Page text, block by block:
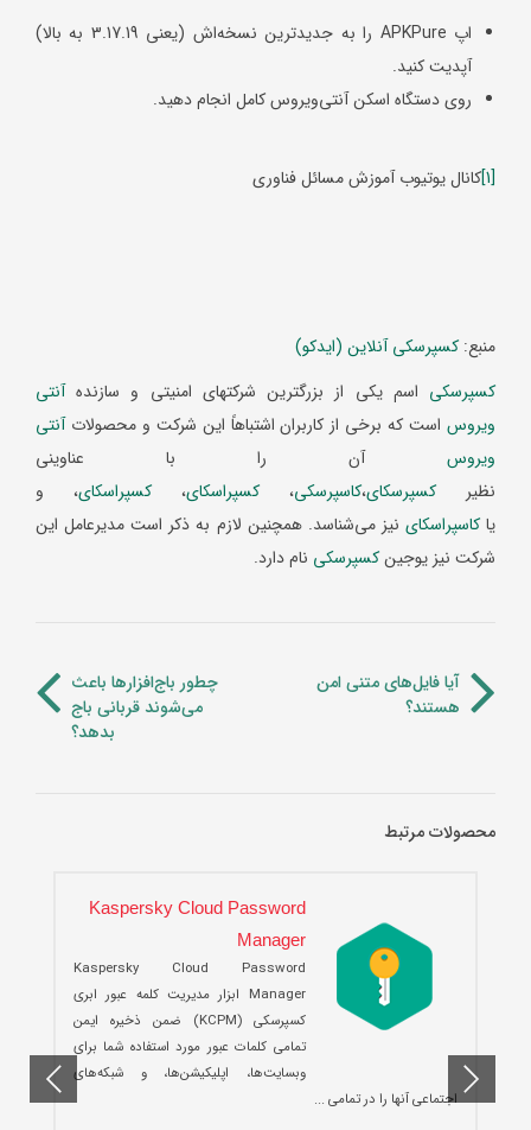
اپ APKPure را به جدیدترین نسخه‌اش (یعنی 3.17.19 به بالا)
آپدیت کنید.
روی دستگاه اسکن آنتی‌ویروس کامل انجام دهید.
[1] کانال یوتیوب آموزش مسائل فناوری
منبع: کسپرسکی آنلاین (ایدکو)
کسپرسکی اسم یکی از بزرگترین شرکتهای امنیتی و سازندهآنتی
ویروس است که برخی از کاربران اشتباهاً این شرکت و محصولاتآنتی
ویروسآن را با عناوینی
نظیر کسپرسکای،کاسپرسکی، کسپراسکای، کسپراسکای، و
یاکاسپراسکای نیز می‌شناسد. همچنین لازم به ذکر است مدیرعامل این
شرکت نیز یوجینکسپرسکی نام دارد.
چطور باج‌افزارها باعث
می‌شوند قربانی باج
بدهد؟
آیا فایل‌های متنی امن
هستند؟
محصولات مرتبط
Kaspersky Cloud Password
Manager
Kaspersky Cloud Password
Manager ابزار مدیریت کلمه عبور ابری
کسپرسکی (KCPM) ضمن ذخیره ایمن
تمامی کلمات عبور مورد استفاده شما برای
وبسایت‌ها، اپلیکیشن‌ها، و شبکه‌های
اجتماعی آنها را در تمامی ...